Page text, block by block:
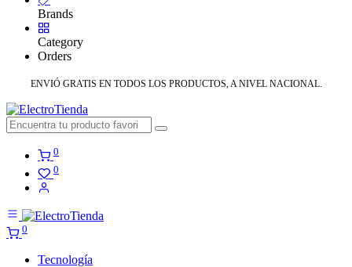
Brands
Category
Orders
ENVIÓ GRATIS EN TODOS LOS PRODUCTOS, A NIVEL NACIONAL.
0
0
0
Tecnología